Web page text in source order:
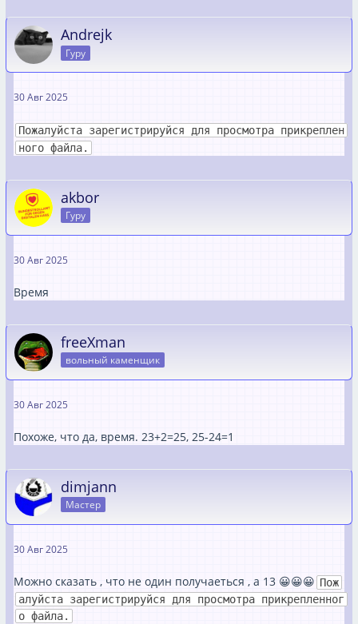
Andrejk
Гуру
30 Авг 2025
Пожалуйста зарегистрируйся для просмотра прикреплен
ного файла.
akbor
Гуру
30 Авг 2025
Время
freeXman
вольный каменщик
30 Авг 2025
Похоже, что да, время. 23+2=25, 25-24=1
dimjann
Мастер
30 Авг 2025
Можно сказать , что не один получаеться , а 13 😀😀😀 Пож
алуйста зарегистрируйся для просмотра прикрепленног
о файла.